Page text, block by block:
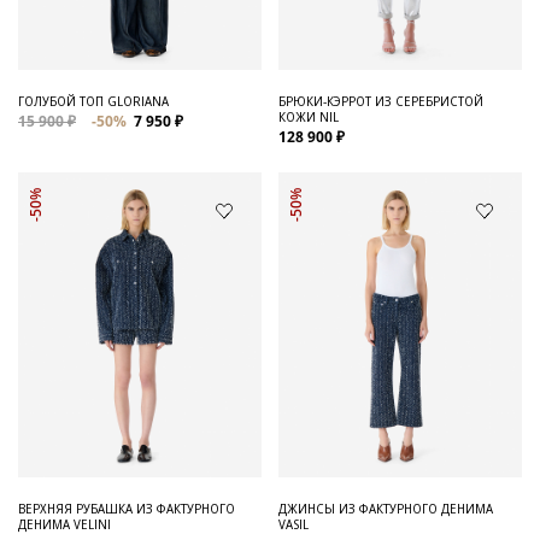
ГОЛУБОЙ ТОП GLORIANA
15 900 ₽ -50% 7 950 ₽
БРЮКИ-КЭРРОТ ИЗ СЕРЕБРИСТОЙ
КОЖИ NIL
128 900 ₽
-50%
ВЕРХНЯЯ РУБАШКА ИЗ ФАКТУРНОГО
ДЕНИМА VELINI
-50%
ДЖИНСЫ ИЗ ФАКТУРНОГО ДЕНИМА
VASIL